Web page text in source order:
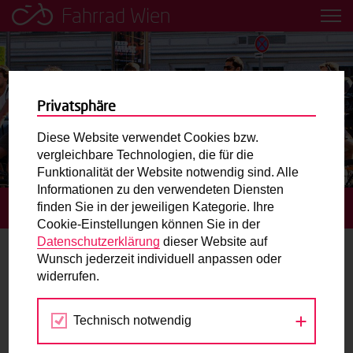
Fahrrad Wien
Leih dir einfach ein Transportfahrrad in deiner Nähe aus!
Mobilitätsbildung für Kinder und
Jugendliche
Radweg-Projektkarte
Routenplaner
Mit dem Fahrrad in Wien unterwegs? Hier finden Sie die
beste Route.
Wunschbox
Sie haben ein Anliegen zum Radverkehr? Schreiben Sie
STARTSEITE TERMINE KIDICAL MASS #GRÄTZL
10.
MAI
2025
Privatsphäre
Diese Website verwendet Cookies bzw.
vergleichbare Technologien, die für die
Funktionalität der Website notwendig sind. Alle
Informationen zu den verwendeten Diensten
finden Sie in der jeweiligen Kategorie. Ihre
Cookie-Einstellungen können Sie in der
Datenschutzerklärung dieser Website auf
Wunsch jederzeit individuell anpassen oder
widerrufen.
Technisch notwendig